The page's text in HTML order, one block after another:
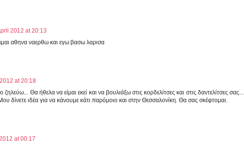
2012 at 20:13
αθηνα ναερθω και εγω βασω λαρισα
at 20:18
Θα ήθελα να είμαι εκεί και να βουλιάξω στις κορδελίτσες και στις δαντελίτσες σας...
δίνετε ιδέα για να κάνουμε κάτι παρόμοιο και στην Θεσσαλονίκη. Θα σας σκέφτομαι.
at 00:17